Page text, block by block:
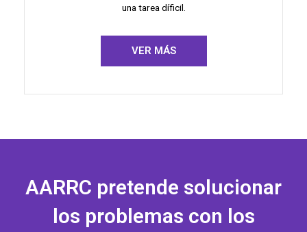
una tarea díficil.
VER MÁS
AARRC pretende solucionar
los problemas con los